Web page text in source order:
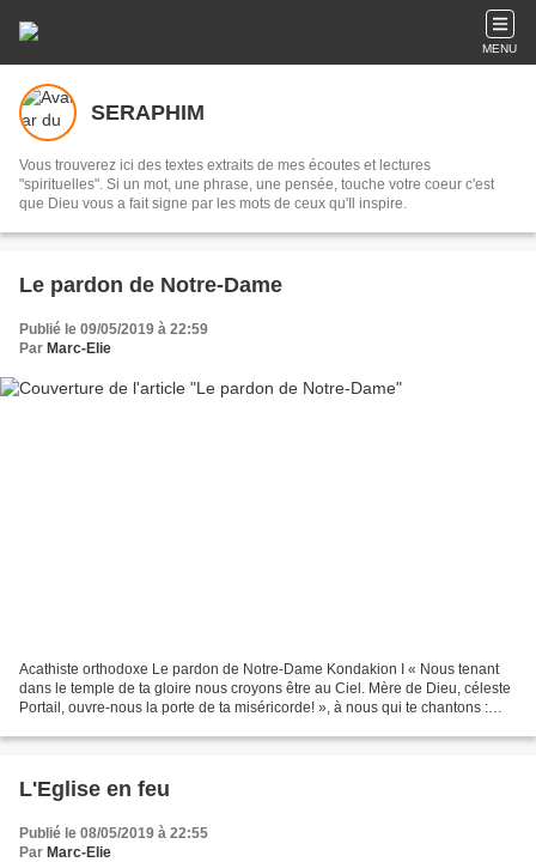
MENU
SERAPHIM
Vous trouverez ici des textes extraits de mes écoutes et lectures
"spirituelles". Si un mot, une phrase, une pensée, touche votre coeur c'est
que Dieu vous a fait signe par les mots de ceux qu'Il inspire.
Le pardon de Notre-Dame
Publié le 09/05/2019 à 22:59
Par Marc-Elie
Acathiste orthodoxe Le pardon de Notre-Dame Kondakion I « Nous tenant
dans le temple de ta gloire nous croyons être au Ciel. Mère de Dieu, céleste
Portail, ouvre-nous la porte de ta miséricorde! », à nous qui te chantons :
L'Eglise en feu
Publié le 08/05/2019 à 22:55
Par Marc-Elie